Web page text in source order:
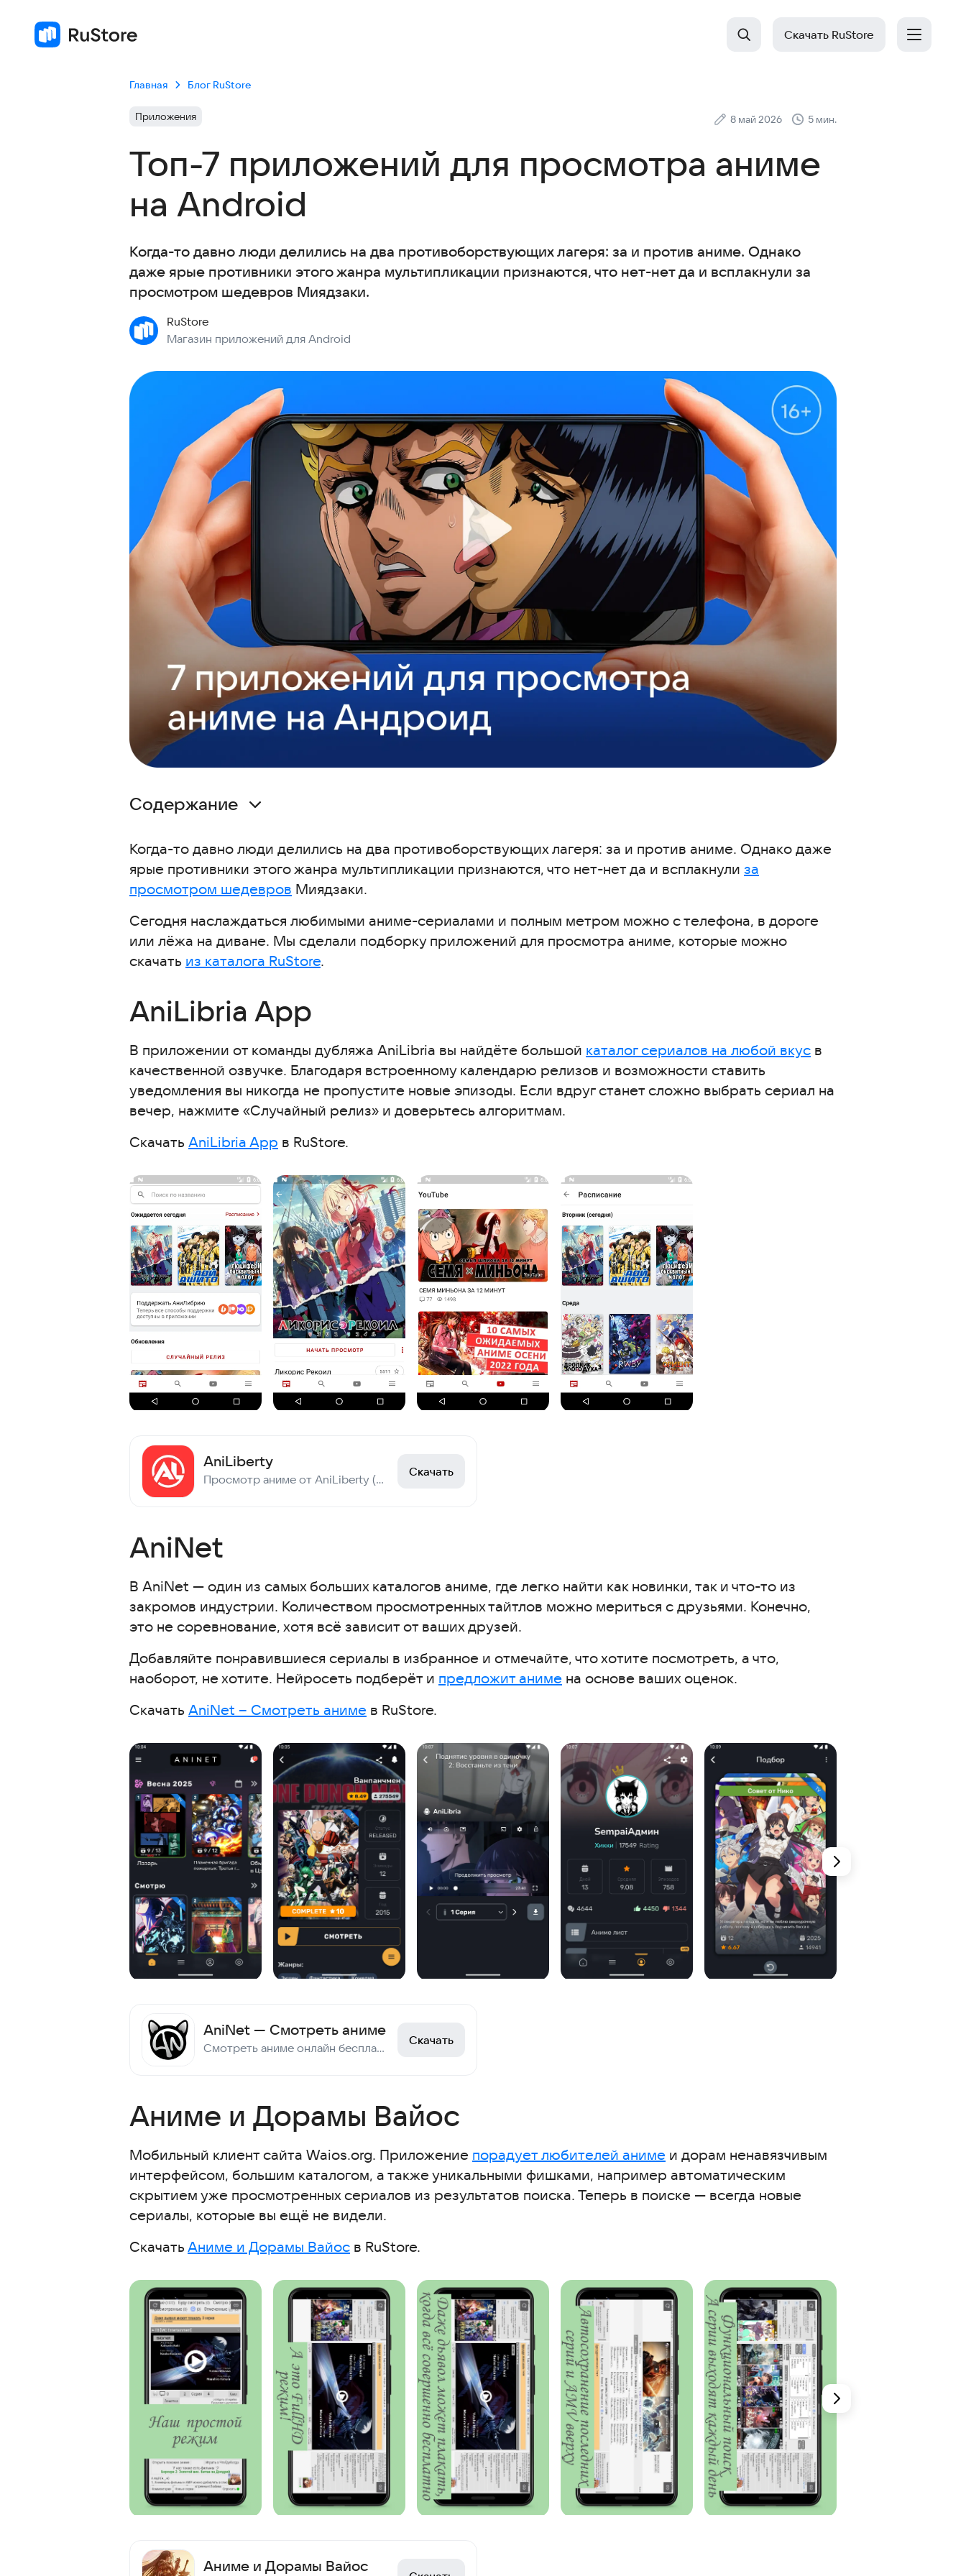
Скачать RuStore
Главная Блог RuStore
Приложения 8 май 2026 5 мин.
Топ-7 приложений для просмотра аниме
на Android
Когда-то давно люди делились на два противоборствующих лагеря: за и против аниме. Однако
даже ярые противники этого жанра мультипликации признаются, что нет-нет да и всплакнули за
просмотром шедевров Миядзаки.
RuStore
Магазин приложений для Android
Содержание
AniNet
Аниме и Дорамы Вайос
Shikimori App
AniBlast
RuChiMe
Anifox
С этими приложениями скачивают
Часто задаваемые вопросы
Интересные статьи
Когда-то давно люди делились на два противоборствующих лагеря: за и против аниме. Однако даже
ярые противники этого жанра мультипликации признаются, что нет-нет да и всплакнули за
просмотром шедевров Миядзаки.
Сегодня наслаждаться любимыми аниме-сериалами и полным метром можно с телефона, в дороге
или лёжа на диване. Мы сделали подборку приложений для просмотра аниме, которые можно
скачать из каталога RuStore.
AniLibria App
В приложении от команды дубляжа AniLibria вы найдёте большой каталог сериалов на любой вкус в
качественной озвучке. Благодаря встроенному календарю релизов и возможности ставить
уведомления вы никогда не пропустите новые эпизоды. Если вдруг станет сложно выбрать сериал на
вечер, нажмите «Случайный релиз» и доверьтесь алгоритмам.
Скачать AniLibria App в RuStore.
AniLiberty
Просмотр аниме от AniLiberty (ex. AniLibria)
Скачать
AniNet
В AniNet — один из самых больших каталогов аниме, где легко найти как новинки, так и что-то из
закромов индустрии. Количеством просмотренных тайтлов можно мериться с друзьями. Конечно,
это не соревнование, хотя всё зависит от ваших друзей.
Добавляйте понравившиеся сериалы в избранное и отмечайте, что хотите посмотреть, а что,
наоборот, не хотите. Нейросеть подберёт и предложит аниме на основе ваших оценок.
Скачать AniNet – Смотреть аниме в RuStore.
AniNet — Смотреть аниме
Смотреть аниме онлайн бесплатно
Скачать
Аниме и Дорамы Вайос
Мобильный клиент сайта Waios.org. Приложение порадует любителей аниме и дорам ненавязчивым
интерфейсом, большим каталогом, а также уникальными фишками, например автоматическим
скрытием уже просмотренных сериалов из результатов поиска. Теперь в поиске — всегда новые
сериалы, которые вы ещё не видели.
СкачатьАниме и Дорамы Вайос в RuStore.
Аниме и Дорамы Вайос